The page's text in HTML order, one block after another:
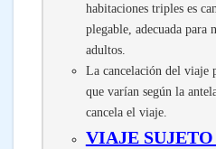
habitaciones triples es
plegable, adecuada para
adultos.
La cancelación del viaje
que varían según la
cancela el viaje.
VIAJE SUJETO